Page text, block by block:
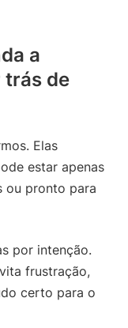
a
trás de
Elas
estar apenas
ou pronto para
por intenção.
frustração,
certo para o